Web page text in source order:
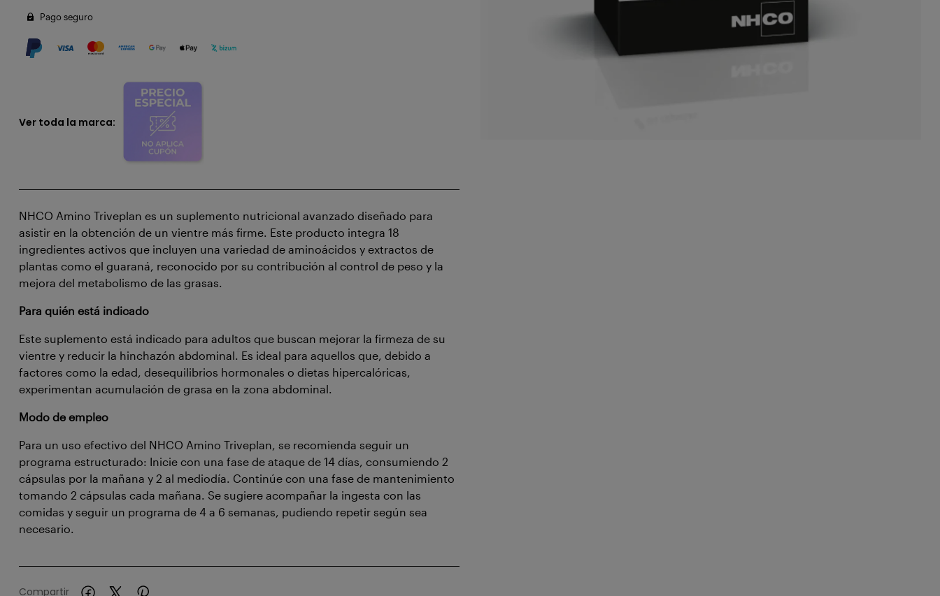
Compartir
Ver toda la marca:
NHCO Amino Triveplan es un suplemento nutricional avanzado diseñado para
asistir en la obtención de un vientre más firme. Este producto integra 18
ingredientes activos que incluyen una variedad de aminoácidos y extractos de
plantas como el guaraná, reconocido por su contribución al control de peso y la
mejora del metabolismo de las grasas.
Para quién está indicado
Este suplemento está indicado para adultos que buscan mejorar la firmeza de su
vientre y reducir la hinchazón abdominal. Es ideal para aquellos que, debido a
factores como la edad, desequilibrios hormonales o dietas hipercalóricas,
experimentan acumulación de grasa en la zona abdominal.
Modo de empleo
Para un uso efectivo del NHCO Amino Triveplan, se recomienda seguir un
programa estructurado: Inicie con una fase de ataque de 14 días, consumiendo 2
cápsulas por la mañana y 2 al mediodía. Continúe con una fase de mantenimiento
tomando 2 cápsulas cada mañana. Se sugiere acompañar la ingesta con las
comidas y seguir un programa de 4 a 6 semanas, pudiendo repetir según sea
necesario.
Pago seguro